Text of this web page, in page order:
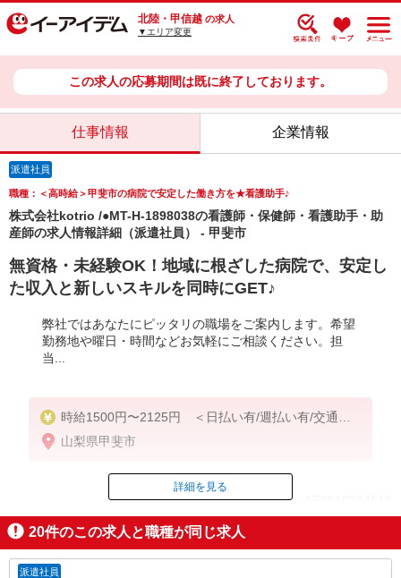
北陸・甲信越 の求人
▼エリア変更
この求人の応募期間は既に終了しております。
仕事情報 企業情報
派遣社員
職種：＜高時給＞甲斐市の病院で安定した働き方を★看護助手♪
株式会社kotrio /●MT-H-1898038の看護師・保健師・看護助手・助
産師の求人情報詳細（派遣社員） - 甲斐市
無資格・未経験OK！地域に根ざした病院で、安定し
た収入と新しいスキルを同時にGET♪
弊社ではあなたにピッタリの職場をご案内します。希望
勤務地や曜日・時間などお気軽にご相談ください。担
当...
時給1500円〜2125円 ＜日払い有/週払い有/交通費
全支給(ガソリン代含む)＞
山梨県甲斐市
ID：AE0610064519
掲載期間終了
詳細を見る
20件のこの求人と職種が同じ求人
派遣社員